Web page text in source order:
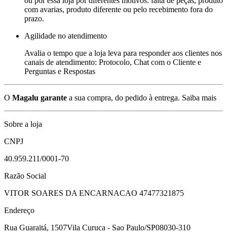
com avarias, produto diferente ou pelo recebimento fora do
prazo.
Agilidade no atendimento
Avalia o tempo que a loja leva para responder aos clientes nos
canais de atendimento: Protocolo, Chat com o Cliente e
Perguntas e Respostas
O Magalu garante a sua compra, do pedido à entrega. Saiba mais
Sobre a loja
CNPJ
40.959.211/0001-70
Razão Social
VITOR SOARES DA ENCARNACAO 47477321875
Endereço
Rua Guaraitá, 1507Vila Curuca - Sao Paulo/SP08030-310